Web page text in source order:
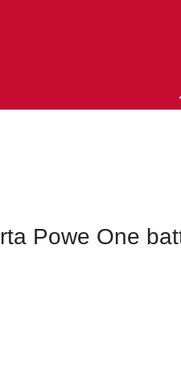
Powe One